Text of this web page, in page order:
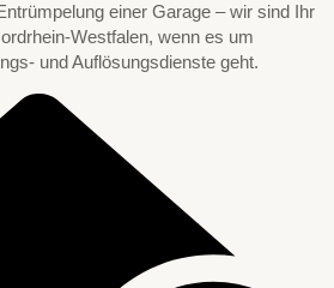
einer Garage – wir sind Ihr
Westfalen, wenn es um
und Auflösungsdienste geht.